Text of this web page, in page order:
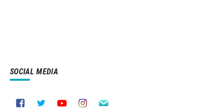
SOCIAL MEDIA